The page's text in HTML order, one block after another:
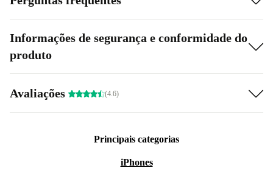
Informações de segurança e conformidade do
produto
Avaliações (4.6)
Principais categorias
iPhones